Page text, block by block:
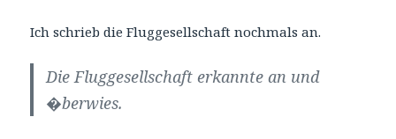
Ich schrieb die Fluggesellschaft nochmals an.
Die Fluggesellschaft erkannte an und
�berwies.